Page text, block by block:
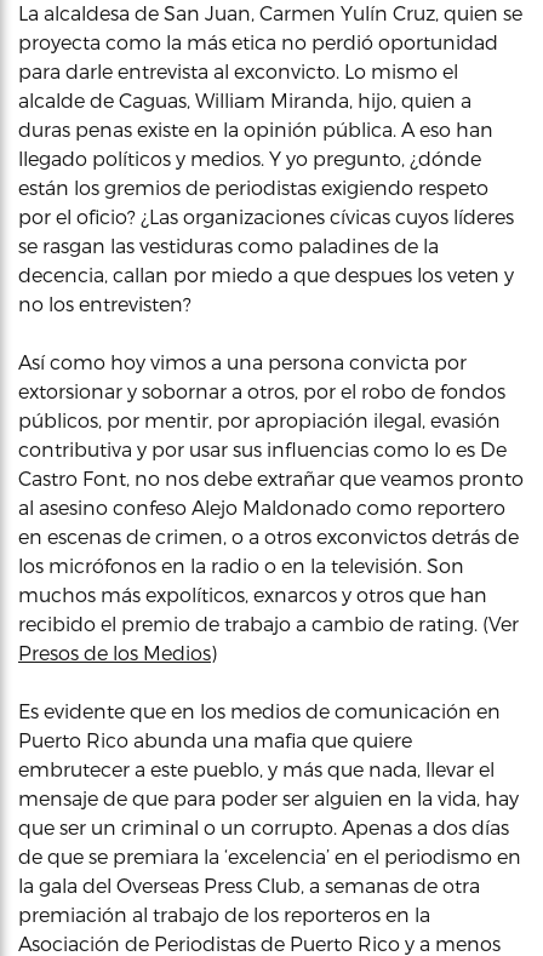
La alcaldesa de San Juan, Carmen Yulín Cruz, quien se
proyecta como la más etica no perdió oportunidad
para darle entrevista al exconvicto. Lo mismo el
alcalde de Caguas, William Miranda, hijo, quien a
duras penas existe en la opinión pública. A eso han
llegado políticos y medios. Y yo pregunto, ¿dónde
están los gremios de periodistas exigiendo respeto
por el oficio? ¿Las organizaciones cívicas cuyos líderes
se rasgan las vestiduras como paladines de la
decencia, callan por miedo a que despues los veten y
no los entrevisten?
Así como hoy vimos a una persona convicta por
extorsionar y sobornar a otros, por el robo de fondos
públicos, por mentir, por apropiación ilegal, evasión
contributiva y por usar sus influencias como lo es De
Castro Font, no nos debe extrañar que veamos pronto
al asesino confeso Alejo Maldonado como reportero
en escenas de crimen, o a otros exconvictos detrás de
los micrófonos en la radio o en la televisión. Son
muchos más expolíticos, exnarcos y otros que han
recibido el premio de trabajo a cambio de rating. (Ver
Presos de los Medios)
Es evidente que en los medios de comunicación en
Puerto Rico abunda una mafia que quiere
embrutecer a este pueblo, y más que nada, llevar el
mensaje de que para poder ser alguien en la vida, hay
que ser un criminal o un corrupto. Apenas a dos días
de que se premiara la ‘excelencia’ en el periodismo en
la gala del Overseas Press Club, a semanas de otra
premiación al trabajo de los reporteros en la
Asociación de Periodistas de Puerto Rico y a menos